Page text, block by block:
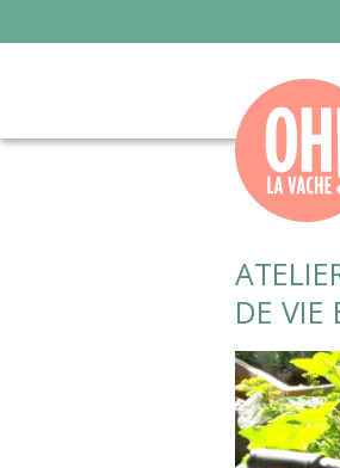
DE VIE